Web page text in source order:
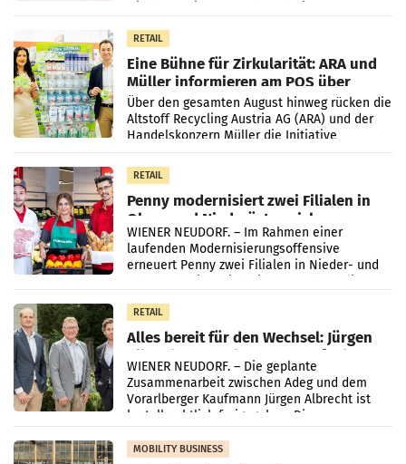
RETAIL
Eine Bühne für Zirkularität: ARA und
Müller informieren am POS über
Kreislauffähigkeit
Über den gesamten August hinweg rücken die
Altstoff Recycling Austria AG (ARA) und der
Handelskonzern Müller die Initiative
„Kreislauf-Helden“ in allen österreichischen
Müller-Filialen
RETAIL
Penny modernisiert zwei Filialen in
Ober- und Niederösterreich
WIENER NEUDORF. – Im Rahmen einer
laufenden Modernisierungsoffensive
erneuert Penny zwei Filialen in Nieder- und
RETAIL
Alles bereit für den Wechsel: Jürgen
Albrecht setzt ab 1.1.2027 auf Adeg
WIENER NEUDORF. – Die geplante
Zusammenarbeit zwischen Adeg und dem
Vorarlberger Kaufmann Jürgen Albrecht ist
kartellrechtlich freigegeben: Die
Bundeswettbewerbsbehörde und der
Bundeskartellanwalt
MOBILITY BUSINESS